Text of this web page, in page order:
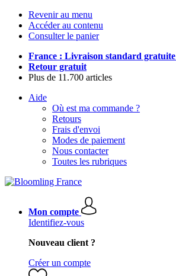
Revenir au menu
Accéder au contenu
Consulter le panier
France : Livraison standard gratuite
Retour gratuit
Plus de 11.700 articles
Aide
Où est ma commande ?
Retours
Frais d'envoi
Modes de paiement
Nous contacter
Toutes les rubriques
Mon compte
Identifiez-vous
Nouveau client ?
Créer un compte